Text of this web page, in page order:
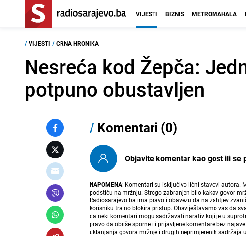
VIJESTI BIZNIS METROMAHALA
/ VIJESTI / CRNA HRONIKA
Nesreća kod Žepča:
potpuno obustavljen
/ Komentari (0)
Objavite komentar kao gost ili se
NAPOMENA: Komentari su isključivo lični stavovi autora.
podstiču na mržnju. Strogo zabranjen bilo kakav govor
Radiosarajevo.ba ima pravo i obavezu da na zahtjev
korisniku trajno blokira pristup. Obaviještavamo vas da
da neki komentari mogu sadržavati narativ koji je u
pravo da obriše sporne ili prijavljene komentare bez
uklanjanja govora mržnje i drugih neprimjerenih sadržaja